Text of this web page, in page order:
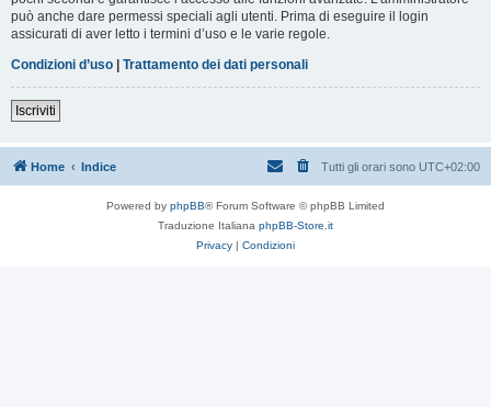
può anche dare permessi speciali agli utenti. Prima di eseguire il login
assicurati di aver letto i termini d’uso e le varie regole.
Condizioni d’uso | Trattamento dei dati personali
Iscriviti
Home Indice Tutti gli orari sono UTC+02:00
Powered by phpBB® Forum Software © phpBB Limited
Traduzione Italiana phpBB-Store.it
Privacy | Condizioni